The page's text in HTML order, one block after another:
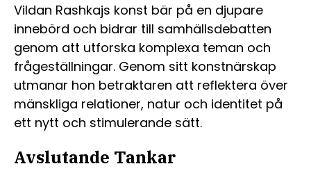
Vildan Rashkajs konst bär på en djupare
innebörd och bidrar till samhällsdebatten
genom att utforska komplexa teman och
frågeställningar. Genom sitt konstnärskap
utmanar hon betraktaren att reflektera över
mänskliga relationer, natur och identitet på
ett nytt och stimulerande sätt.
Avslutande Tankar